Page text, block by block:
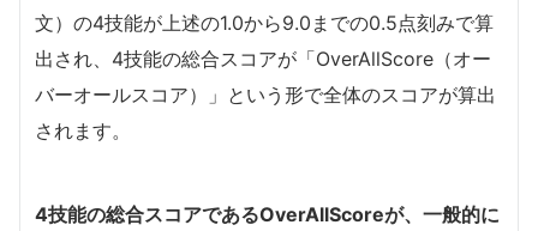
文）の4技能が上述の1.0から9.0までの0.5点刻みで算
出され、4技能の総合スコアが「OverAllScore（オー
バーオールスコア）」という形で全体のスコアが算出
されます。
4技能の総合スコアであるOverAllScoreが、一般的に